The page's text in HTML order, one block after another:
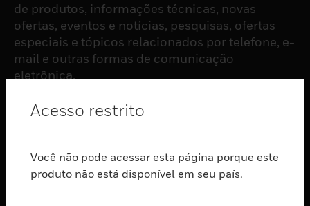
de produtos, informações técnicas, novas
ofertas, eventos e notícias, pesquisas, ofertas
especiais e tópicos relacionados por telefone, e-
mail e outras formas de comunicação
eletrônica.
ASSINAR
PRODUTOS
Acesso restrito
Você não pode acessar esta página porque este
produto não está disponível em seu país.